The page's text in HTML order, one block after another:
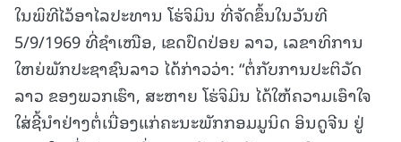
ໃນພິທີໄວ້ອາໄລປະທານ ໂຮ່ຈິມິນ ທີ່ຈັດຂຶ້ນໃນວັນທີ
5/9/1969 ທີ່ຊຳເໜືອ, ເຂດປົດປ່ອຍ ລາວ, ເລຂາທິການ
ໃຫຍ່ພັກປະຊາຊົນລາວ ໄດ້ກ່າວວ່າ: “ຕໍ່ກັບການປະຕິວັດ
ລາວ ຂອງພວກເຮົາ, ສະຫາຍ ໂຮ່ຈິມິນ ໄດ້ໃຫ້ຄວາມເອົາໃຈ
ໃສ່ຊີ້ນໍາຢ່າງຕໍ່ເນື່ອງແກ່ຄະນະພັກກອມມູນິດ ອິນດູຈີນ ຢູ່